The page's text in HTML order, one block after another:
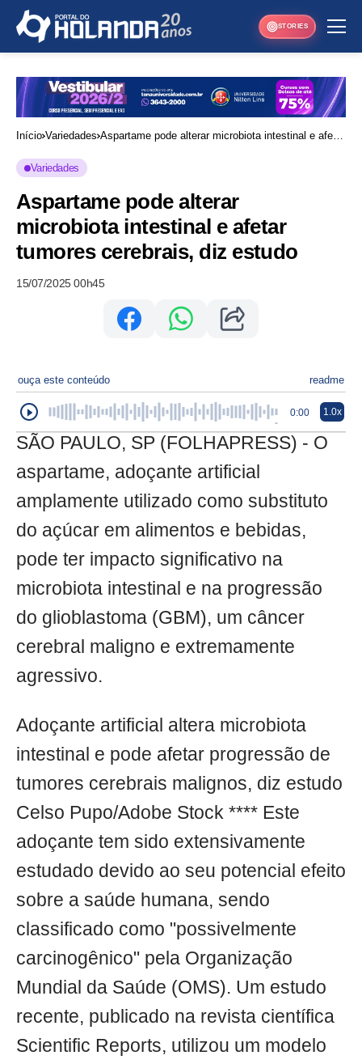
STORIES
Início Variedades Aspartame pode alterar microbiota intestinal e afetar
Variedades
Aspartame pode alterar
microbiota intestinal e afetar
tumores cerebrais, diz estudo
15/07/2025 00h45
ouça este conteúdo readme
0:00 1.0x
SÃO PAULO, SP (FOLHAPRESS) - O
aspartame, adoçante artificial
amplamente utilizado como substituto
do açúcar em alimentos e bebidas,
pode ter impacto significativo na
microbiota intestinal e na progressão
do glioblastoma (GBM), um câncer
cerebral maligno e extremamente
agressivo.
Adoçante artificial altera microbiota
intestinal e pode afetar progressão de
tumores cerebrais malignos, diz estudo
Celso Pupo/Adobe Stock **** Este
adoçante tem sido extensivamente
estudado devido ao seu potencial efeito
sobre a saúde humana, sendo
classificado como "possivelmente
carcinogênico" pela Organização
Mundial da Saúde (OMS). Um estudo
recente, publicado na revista científica
Scientific Reports, utilizou um modelo